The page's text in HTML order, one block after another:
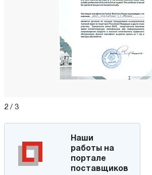
2 / 3
Наши
работы на
портале
поставщиков